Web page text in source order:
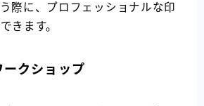
際に、プロフェッショナルな印
きます。
ークショップ